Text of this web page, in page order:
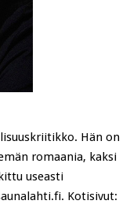
Hän on
romaania, kaksi
useasti
Kotisivut: